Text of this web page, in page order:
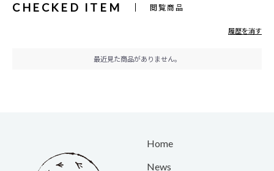
CHECKED ITEM 閲覧商品
履歴を消す
最近見た商品がありません。
Home
News